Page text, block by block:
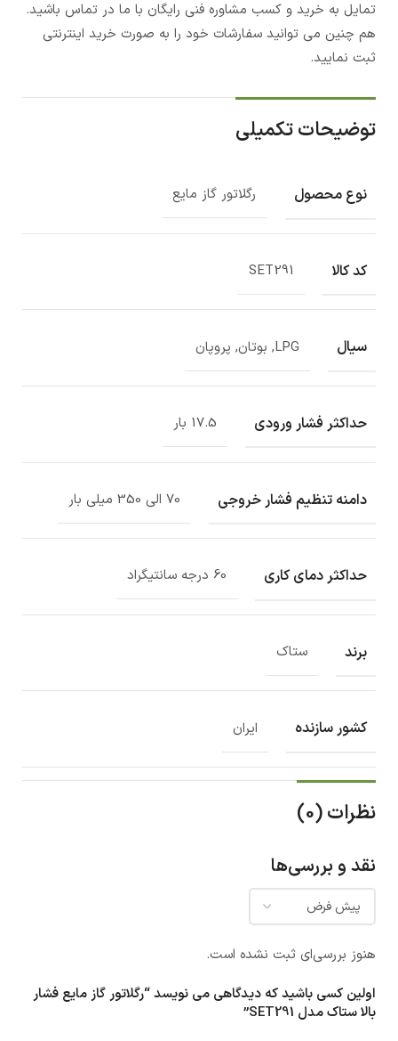
تمایل به خرید و کسب مشاوره فنی رایگان با ما در تماس باشید.
هم چنین می توانید سفارشات خود را به صورت خرید اینترنتی
ثبت نمایید.
توضیحات تکمیلی
نوع محصول رگلاتور گاز مایع
کد کالا SET291
سیال LPG, بوتان, پروپان
حداکثر فشار ورودی 17.5 بار
دامنه تنظیم فشار خروجی 70 الی 350 میلی بار
حداکثر دمای کاری 60 درجه سانتیگراد
برند ستاک
کشور سازنده ایران
نظرات (0)
نقد و بررسی‌ها
هنوز بررسی‌ای ثبت نشده است.
اولین کسی باشید که دیدگاهی می نویسد “رگلاتور گاز مایع فشار
بالا ستاک مدل SET291”